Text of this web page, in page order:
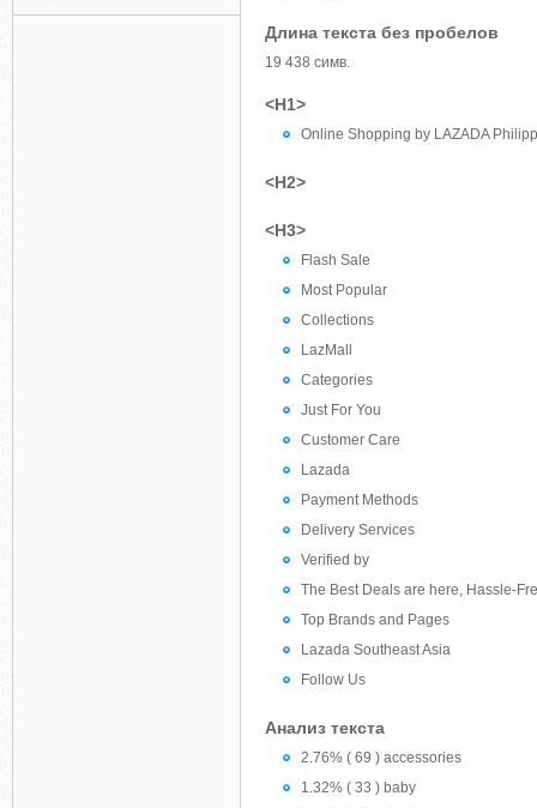
Длина текста без пробелов
19 438 симв.
<H1>
Online Shopping by LAZADA
<H2>
<H3>
Flash Sale
Most Popular
Collections
LazMall
Categories
Just For You
Customer Care
Lazada
Payment Methods
Delivery Services
Verified by
The Best Deals are here, Hassle-
Top Brands and Pages
Lazada Southeast Asia
Follow Us
Анализ текста
2.76% ( 69 ) accessories
1.32% ( 33 ) baby